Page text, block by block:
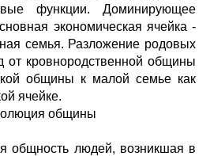
функции. Доминирующее
экономическая ячейка -
семья. Разложение родовых
кровнородственной общины
общины к малой семье как
ячейке.
общины
общность людей, возникшая в